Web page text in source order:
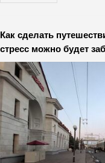
Как сделать
стресс можно будет